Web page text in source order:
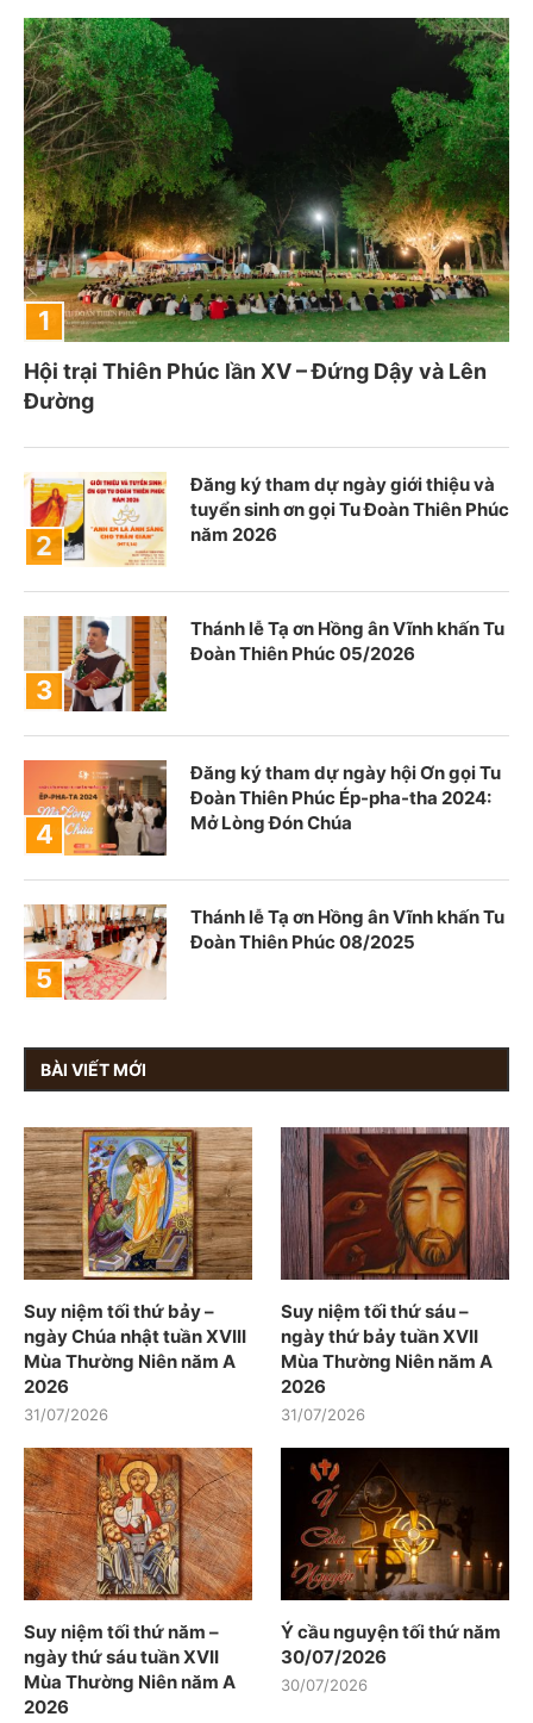
Hội trại Thiên Phúc lần XV – Đứng Dậy và Lên
Đường
Đăng ký tham dự ngày giới thiệu và
tuyển sinh ơn gọi Tu Đoàn Thiên Phúc
năm 2026
Thánh lễ Tạ ơn Hồng ân Vĩnh khấn Tu
Đoàn Thiên Phúc 05/2026
Đăng ký tham dự ngày hội Ơn gọi Tu
Đoàn Thiên Phúc Ép-pha-tha 2024:
Mở Lòng Đón Chúa
Thánh lễ Tạ ơn Hồng ân Vĩnh khấn Tu
Đoàn Thiên Phúc 08/2025
BÀI VIẾT MỚI
Suy niệm tối thứ bảy –
ngày Chúa nhật tuần XVIII
Mùa Thường Niên năm A
2026
31/07/2026
Suy niệm tối thứ sáu –
ngày thứ bảy tuần XVII
Mùa Thường Niên năm A
2026
31/07/2026
Suy niệm tối thứ năm –
ngày thứ sáu tuần XVII
Mùa Thường Niên năm A
2026
Ý cầu nguyện tối thứ năm
30/07/2026
30/07/2026